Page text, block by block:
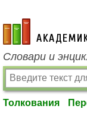
academic.ru
Словари и
Толкования